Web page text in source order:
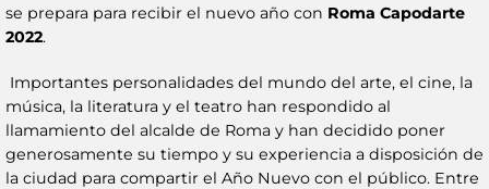
se prepara para recibir el nuevo año con Roma Capodarte
2022.
Importantes personalidades del mundo del arte, el cine, la
música, la literatura y el teatro han respondido al
llamamiento del alcalde de Roma y han decidido poner
generosamente su tiempo y su experiencia a disposición de
la ciudad para compartir el Año Nuevo con el público. Entre